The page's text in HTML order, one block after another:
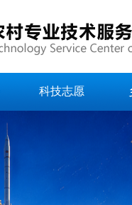
科技志愿